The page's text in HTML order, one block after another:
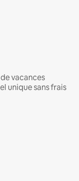
vacances
unique sans frais